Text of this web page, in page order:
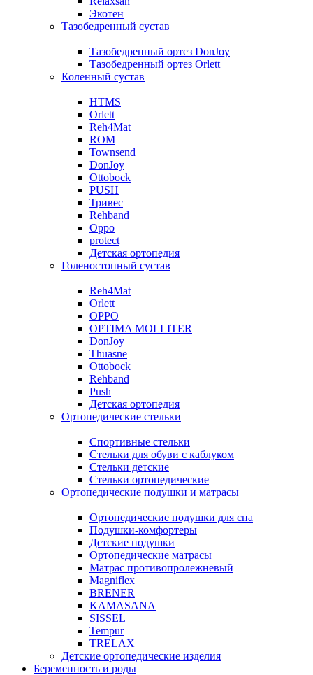
Экотен
Тазобедренный сустав
Тазобедренный ортез DonJoy
Тазобедренный ортез Orlett
Коленный сустав
HTMS
Orlett
Reh4Mat
ROM
Townsend
DonJoy
Ottobock
PUSH
Тривес
Rehband
Oppo
protect
Детская ортопедия
Голеностопный сустав
Reh4Mat
Orlett
OPPO
OPTIMA MOLLITER
DonJoy
Thuasne
Ottobock
Rehband
Push
Детская ортопедия
Ортопедические стельки
Спортивные стельки
Стельки для обуви с каблуком
Стельки детские
Стельки ортопедические
Ортопедические подушки и матрасы
Ортопедические подушки для сна
Подушки-комфортеры
Детские подушки
Ортопедические матрасы
Матрас противопролежневый
Magniflex
BRENER
KAMASANA
SISSEL
Tempur
TRELAX
Детские ортопедические изделия
Беременность и роды